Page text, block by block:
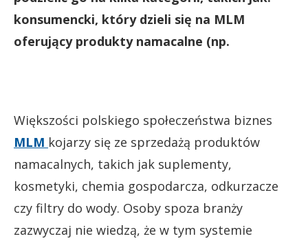
konsumencki, który dzieli się na MLM
oferujący produkty namacalne (np.
Większości polskiego społeczeństwa biznes
MLM kojarzy się ze sprzedażą produktów
namacalnych, takich jak suplementy,
kosmetyki, chemia gospodarcza, odkurzacze
czy filtry do wody. Osoby spoza branży
zazwyczaj nie wiedzą, że w tym systemie